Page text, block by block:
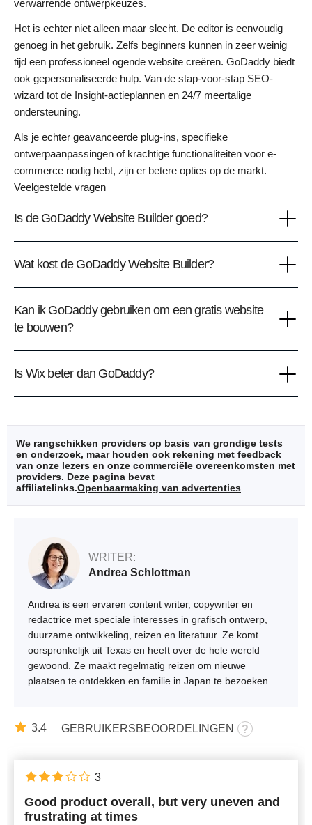
verwarrende ontwerpkeuzes.
Het is echter niet alleen maar slecht. De editor is eenvoudig
genoeg in het gebruik. Zelfs beginners kunnen in zeer weinig
tijd een professioneel ogende website creëren. GoDaddy biedt
ook gepersonaliseerde hulp. Van de stap-voor-stap SEO-
wizard tot de Insight-actieplannen en 24/7 meertalige
ondersteuning.
Als je echter geavanceerde plug-ins, specifieke
ontwerpaanpassingen of krachtige functionaliteiten voor e-
commerce nodig hebt, zijn er betere opties op de markt.
Veelgestelde vragen
Is de GoDaddy Website Builder goed?
Wat kost de GoDaddy Website Builder?
Kan ik GoDaddy gebruiken om een gratis website
te bouwen?
Is Wix beter dan GoDaddy?
We rangschikken providers op basis van grondige tests
en onderzoek, maar houden ook rekening met feedback
van onze lezers en onze commerciële overeenkomsten met
providers. Deze pagina bevat
affiliatelinks.Openbaarmaking van advertenties
WRITER:
Andrea Schlottman
Andrea is een ervaren content writer, copywriter en
redactrice met speciale interesses in grafisch ontwerp,
duurzame ontwikkeling, reizen en literatuur. Ze komt
oorspronkelijk uit Texas en heeft over de hele wereld
gewoond. Ze maakt regelmatig reizen om nieuwe
plaatsen te ontdekken en familie in Japan te bezoeken.
3.4 GEBRUIKERSBEOORDELINGEN
Good product overall, but very uneven and
frustrating at times
3